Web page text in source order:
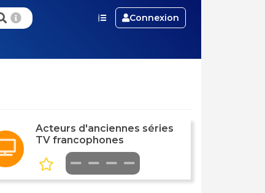
Connexion
Acteurs d'anciennes séries
TV francophones